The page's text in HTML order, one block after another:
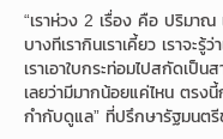
“เราห่วง 2 เรื่อง คือ ปริมาณ
บางทีเรากินเราเคี้ยว เราจะ
เราเอาใบกระท่อมไปสกัดเป็
เลยว่ามีมากน้อยแค่ไหน ตรง
กำกับดูแล” ที่ปรึกษารัฐมนต